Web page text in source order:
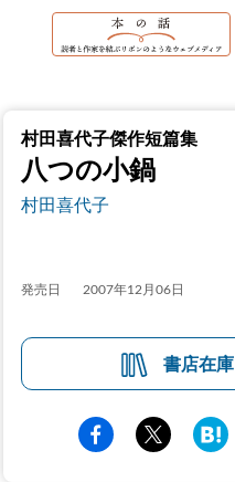
村田喜代子傑作短篇集
八つの小鍋
村田喜代子
発売日 2007年12月06日
書店在庫